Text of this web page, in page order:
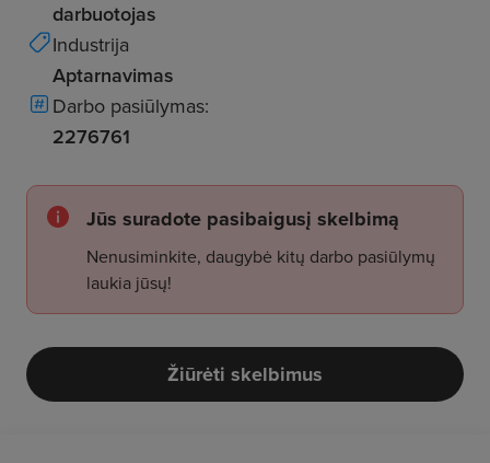
darbuotojas
Industrija
Aptarnavimas
Darbo pasiūlymas:
2276761
Jūs suradote pasibaigusį skelbimą
Nenusiminkite, daugybė kitų darbo pasiūlymų
laukia jūsų!
Žiūrėti skelbimus